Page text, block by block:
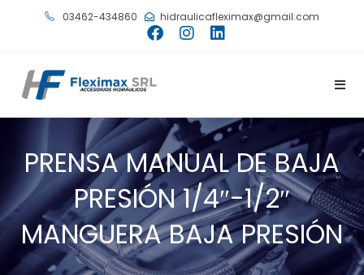
03462-434860 hidraulicafleximax@gmail.com
PRENSA MANUAL DE BAJA
PRESIÓN 1/4″-1/2″
MANGUERA BAJA PRESIÓN